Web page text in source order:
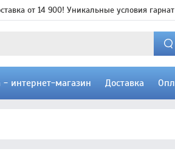
от 14 900! Уникальные условия
- интернет-магазин Доставка